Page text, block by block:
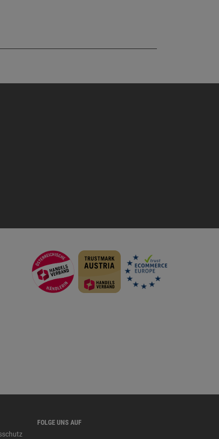
FOLGE UNS AUF